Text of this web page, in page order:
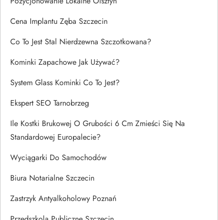
Cena Implantu Zęba Szczecin
Co To Jest Stal Nierdzewna Szczotkowana?
Kominki Zapachowe Jak Używać?
System Glass Kominki Co To Jest?
Ekspert SEO Tarnobrzeg
Ile Kostki Brukowej O Grubości 6 Cm Zmieści Się Na
Standardowej Europalecie?
Wyciągarki Do Samochodów
Biura Notarialne Szczecin
Zastrzyk Antyalkoholowy Poznań